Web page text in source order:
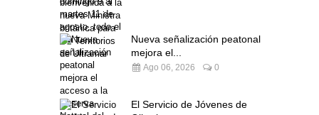
Nueva señalización peatonal
mejora el...
Ago 06, 2026 0
El Servicio de Jóvenes de